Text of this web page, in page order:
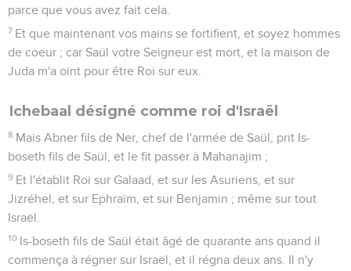
parce que vous avez fait cela.
7 Et que maintenant vos mains se fortifient, et soyez hommes
de coeur ; car Saül votre Seigneur est mort, et la maison de
Juda m'a oint pour être Roi sur eux.
Ichebaal désigné comme roi d'Israël
8 Mais Abner fils de Ner, chef de l'armée de Saül, prit Is-
boseth fils de Saül, et le fit passer à Mahanajim ;
9 Et l'établit Roi sur Galaad, et sur les Asuriens, et sur
Jizréhel, et sur Ephraïm, et sur Benjamin ; même sur tout
Israël.
10 Is-boseth fils de Saül était âgé de quarante ans quand il
commença à régner sur Israël, et il régna deux ans. Il n'y